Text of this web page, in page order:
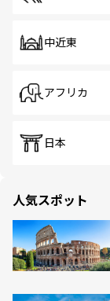
中近東
アフリカ
日本
人気スポット